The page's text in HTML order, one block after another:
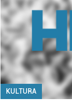
KULTURA